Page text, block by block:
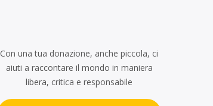
Con una tua donazione, anche piccola, ci
aiuti a raccontare il mondo in maniera
libera, critica e responsabile